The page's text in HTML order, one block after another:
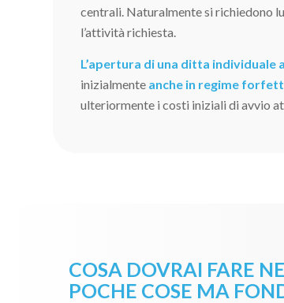
centrali. Naturalmente si richiedono
l’attività richiesta.
L’apertura di una ditta individuale
inizialmente anche in regime
ulteriormente i costi iniziali di avvio
COSA DOVRAI FARE
POCHE COSE MA